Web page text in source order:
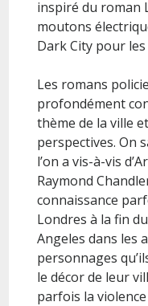
inspiré du roman
moutons
Dark City pour les
Les romans
profondément
thème de la ville
perspectives. On
l’on a vis-à-vis
Raymond
connaissance
Londres à la fin
Angeles dans les
personnages
le décor de leur
parfois la